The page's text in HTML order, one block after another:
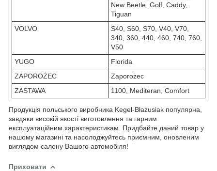
New Beetle, Golf, Caddy,
Tiguan
VOLVO
S40, S60, S70, V40, V70,
340, 360, 440, 460, 740, 760,
V50
YUGO
Florida
ZAPOROŻEC
Zaporożec
ZASTAWA
1100, Mediteran, Comfort
Продукція польського виробника Kegel-Błażusiak популярна,
завдяки високій якості виготовлення та гарним
експлуатаційним характеристикам. Придбайте даний товар у
нашому магазині та насолоджуйтесь приємним, оновленим
виглядом салону Вашого автомобіля!
Приховати